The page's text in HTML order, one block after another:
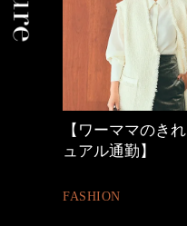
40代の小顔メイク